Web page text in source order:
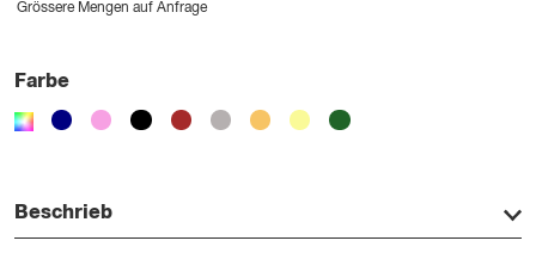
Grössere Mengen auf Anfrage
Farbe
Beschrieb